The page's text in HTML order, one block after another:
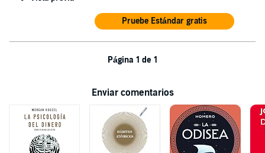
Pruebe Estándar gratis
Página 1 de 1
Enviar comentarios